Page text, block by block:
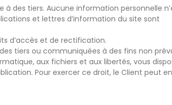
des tiers. Aucune information personnelle
et lettres d’information du site sont
d’accès et de rectification.
tiers ou communiquées à des fins non
aux fichiers et aux libertés, vous
Pour exercer ce droit, le Client peut